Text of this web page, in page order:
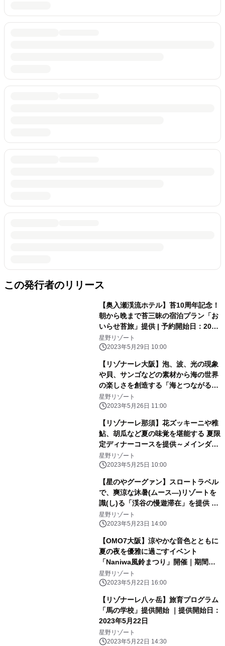
この発行者のリリース
【奥入瀬渓流ホテル】苔10周年記念！
朝から晩まで苔三昧の宿泊プラン「お
いらせ苔旅」提供 | 予約開始日：2023
年6月13日／期間：2023年6月24日〜
2024年6月19日
星野リゾート
2023年5月29日 10:00
【リゾナーレ大阪】泡、波、光の現象
や貝、サンゴなどの素材から海の世界
の楽しさを創造する「海とつながるア
トリエ」誕生｜期間：2023年6月1
日〜9月30日
星野リゾート
2023年5月26日 11:00
【リゾナーレ那須】花ズッキーニや稚
鮎、胡瓜など夏の味覚を堪能する 夏限
定ディナーコースを提供～メインダイ
ニング「OTTO SETTE(オットセッテ)
NASU(ナス)」のフルコース～| 期間：
2023年6月21日～9月15日
星野リゾート
2023年5月25日 10:00
【星のやグーグァン】スロートラベル
で、爽涼な沐暑(ムース―)リゾートを
識(し)る「渓谷の慢遊滞在」を提供 ～
森林散策や川辺のピクニックで谷關(グ
ーグァン)と「つながる」2泊3日の滞
在プログラム～｜期間：2023年7月1
日〜8月31日
星野リゾート
2023年5月23日 14:00
【OMO7大阪】涼やかな音色とともに
夏の夜を優雅に過ごすイベント
「Naniwa風鈴まつり」開催｜期間：
2023年6月1日～8月31日
星野リゾート
2023年5月22日 16:00
【リゾナーレ八ヶ岳】旅育プログラム
「馬の学校」提供開始 ｜提供開始日：
2023年5月22日
星野リゾート
2023年5月22日 14:30